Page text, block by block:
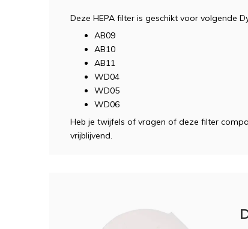
Deze HEPA filter is geschikt voor volgende
AB09
AB10
AB11
WD04
WD05
WD06
Heb je twijfels of vragen of deze filter
vrijblijvend.